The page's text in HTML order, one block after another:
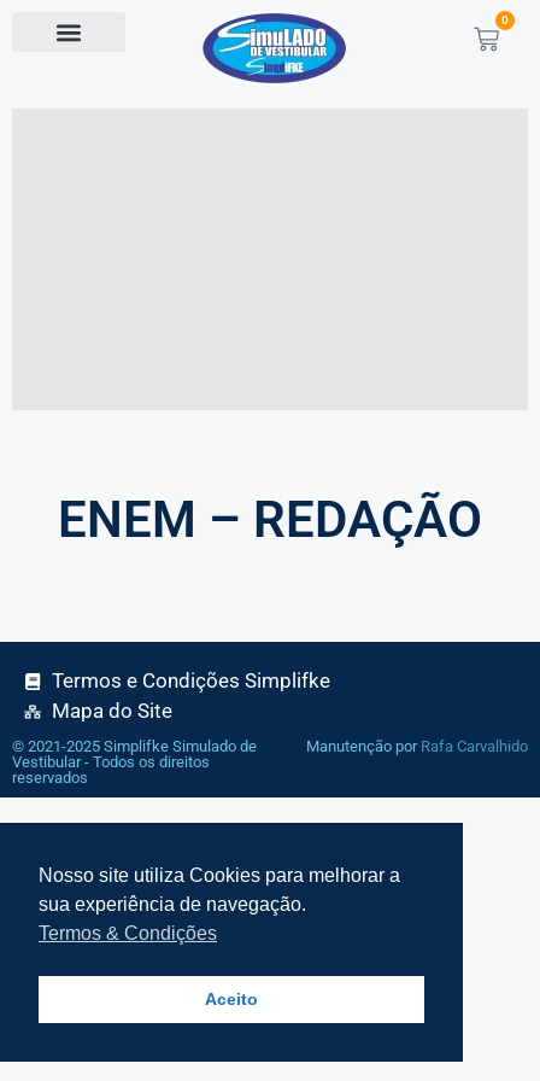
0
ENEM – REDAÇÃO
Termos e Condições Simplifke
Mapa do Site
© 2021-2025 Simplifke Simulado de
Vestibular - Todos os direitos
reservados
Manutenção por Rafa Carvalhido
Nosso site utiliza Cookies para melhorar a
sua experiência de navegação.
Termos & Condições
Aceito